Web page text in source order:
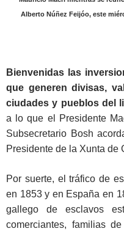
Alberto Núñez Feijóo, este
Bienvenidas las
que generen divisas,
ciudades y pueblos del
a lo que el Presidente
Subsecretario Bosh
Presidente de la Xunta de
Por suerte, el tráfico de
en 1853 y en España en
gallego de esclavos
comerciantes, familias